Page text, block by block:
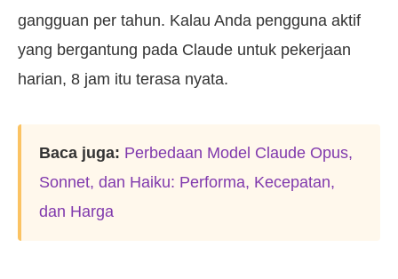
gangguan per tahun. Kalau Anda pengguna aktif
yang bergantung pada Claude untuk pekerjaan
harian, 8 jam itu terasa nyata.
Baca juga: Perbedaan Model Claude Opus,
Sonnet, dan Haiku: Performa, Kecepatan,
dan Harga